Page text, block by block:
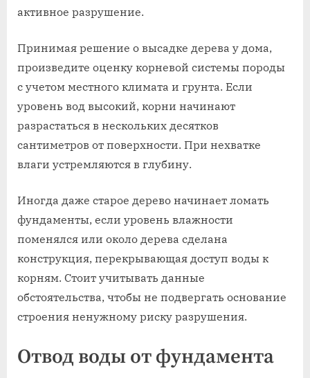
активное разрушение.
Принимая решение о высадке дерева у дома,
произведите оценку корневой системы породы
с учетом местного климата и грунта. Если
уровень вод высокий, корни начинают
разрастаться в нескольких десятков
сантиметров от поверхности. При нехватке
влаги устремляются в глубину.
Иногда даже старое дерево начинает ломать
фундаменты, если уровень влажности
поменялся или около дерева сделана
конструкция, перекрывающая доступ воды к
корням. Стоит учитывать данные
обстоятельства, чтобы не подвергать основание
строения ненужному риску разрушения.
Отвод воды от фундамента